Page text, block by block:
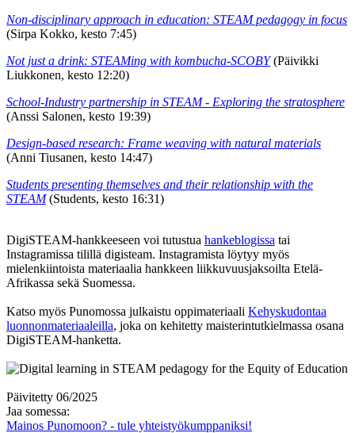
Non-disciplinary approach in education: STEAM pedagogy in focus
(Sirpa Kokko, kesto 7:45)
Not just a drink: STEAMing with kombucha-SCOBY(Päivikki
Liukkonen, kesto 12:20)
School-Industry partnership in STEAM - Exploring the stratosphere
(Anssi Salonen, kesto 19:39)
Design-based research: Frame weaving with natural materials
(Anni Tiusanen, kesto 14:47)
Students presenting themselves and their relationship with the
STEAM(Students, kesto 16:31)
DigiSTEAM-hankkeeseen voi tutustua hankeblogissa tai
Instagramissa tilillä digisteam. Instagramista löytyy myös
mielenkiintoista materiaalia hankkeen liikkuvuusjaksoilta Etelä-
Afrikassa sekä Suomessa.
Katso myös Punomossa julkaistu oppimateriaali Kehyskudontaa
luonnonmateriaaleilla, joka on kehitetty maisterintutkielmassa osana
DigiSTEAM-hanketta.
Päivitetty 06/2025
Jaa somessa:
Mainos Punomoon? - tule yhteistyökumppaniksi!